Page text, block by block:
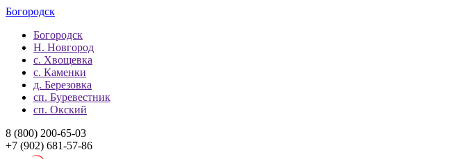
Богородск
Богородск
Н. Новгород
с. Хвощевка
с. Каменки
д. Березовка
сп. Буревестник
сп. Окский
8 (800) 200-65-03
+7 (902) 681-57-86